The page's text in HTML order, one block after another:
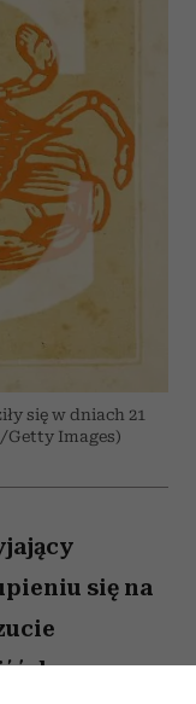
się w dniach 21
Getty Images)
się na
do